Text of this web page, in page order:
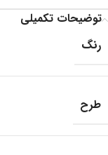
توضیحات تکمیلی
رنگ
طرح